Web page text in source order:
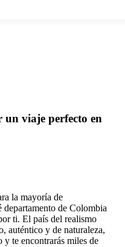
un viaje perfecto en
la mayoría de
departamento de Colombia
ti. El país del realismo
auténtico y de naturaleza,
y te encontrarás miles de